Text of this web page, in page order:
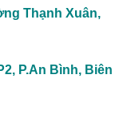
Thạnh Xuân,
P.An Bình, Biên